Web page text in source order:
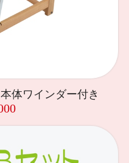
体ワインダー付き